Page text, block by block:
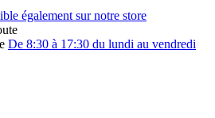
également sur notre store
De 8:30 à 17:30 du lundi au vendredi